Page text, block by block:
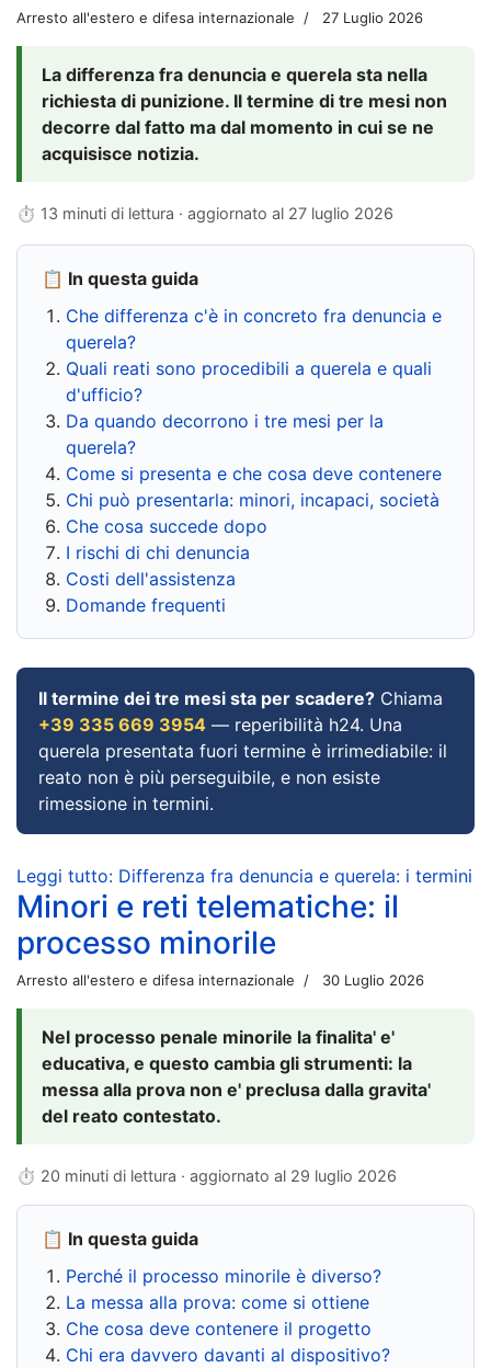
Arresto all'estero e difesa internazionale 27 Luglio 2026
La differenza fra denuncia e querela sta nella
richiesta di punizione. Il termine di tre mesi non
decorre dal fatto ma dal momento in cui se ne
acquisisce notizia.
⏱ 13 minuti di lettura · aggiornato al 27 luglio 2026
📋 In questa guida
Che differenza c'è in concreto fra denuncia e
querela?
Quali reati sono procedibili a querela e quali
d'ufficio?
Da quando decorrono i tre mesi per la
querela?
Come si presenta e che cosa deve contenere
Chi può presentarla: minori, incapaci, società
Che cosa succede dopo
I rischi di chi denuncia
Costi dell'assistenza
Domande frequenti
Il termine dei tre mesi sta per scadere? Chiama
+39 335 669 3954 — reperibilità h24. Una
querela presentata fuori termine è irrimediabile: il
reato non è più perseguibile, e non esiste
rimessione in termini.
Leggi tutto: Differenza fra denuncia e querela: i termini
Minori e reti telematiche: il
processo minorile
Arresto all'estero e difesa internazionale 30 Luglio 2026
Nel processo penale minorile la finalita' e'
educativa, e questo cambia gli strumenti: la
messa alla prova non e' preclusa dalla gravita'
del reato contestato.
⏱ 20 minuti di lettura · aggiornato al 29 luglio 2026
📋 In questa guida
Perché il processo minorile è diverso?
La messa alla prova: come si ottiene
Che cosa deve contenere il progetto
Chi era davvero davanti al dispositivo?